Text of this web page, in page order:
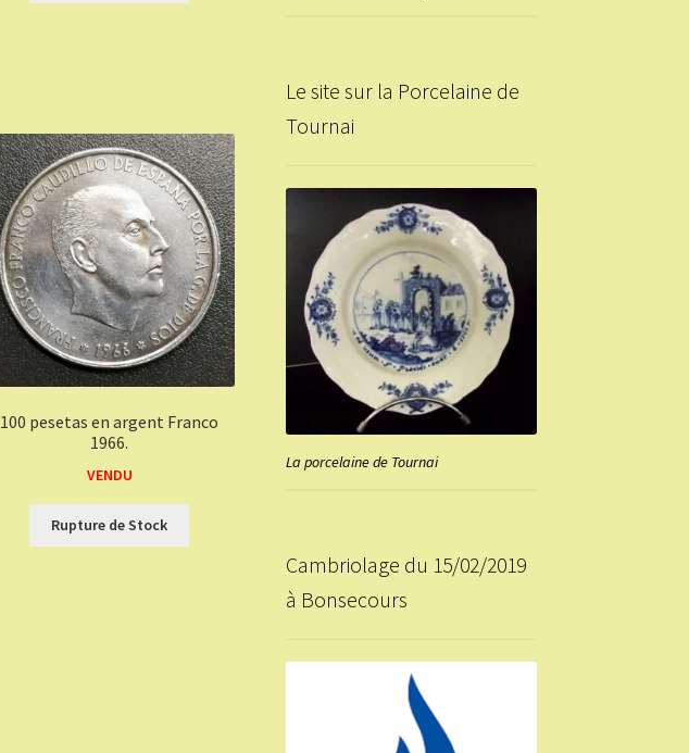
100 pesetas en argent Franco
1966.
VENDU
Rupture de Stock
Le site sur la Porcelaine de
Tournai
La porcelaine de Tournai
Cambriolage du 15/02/2019
à Bonsecours